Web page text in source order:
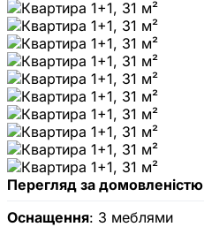
Перегляд за домовленістю
Оснащення: З меблями